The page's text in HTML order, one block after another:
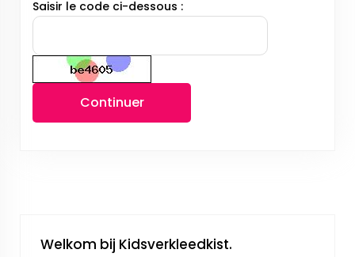
Saisir le code ci-dessous :
Continuer
Welkom bij Kidsverkleedkist.